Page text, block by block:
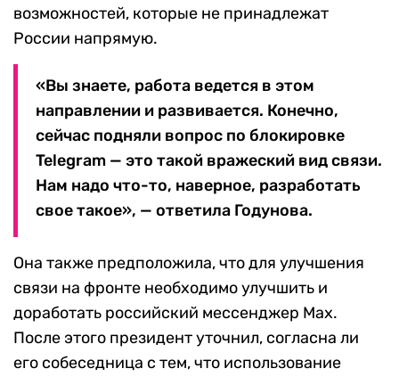
возможностей, которые не принадлежат
России напрямую.
«Вы знаете, работа ведется в этом
направлении и развивается. Конечно,
сейчас подняли вопрос по блокировке
Telegram — это такой вражеский вид связи.
Нам надо что-то, наверное, разработать
свое такое», — ответила Годунова.
Она также предположила, что для улучшения
связи на фронте необходимо улучшить и
доработать российский мессенджер Max.
После этого президент уточнил, согласна ли
его собеседница с тем, что использование